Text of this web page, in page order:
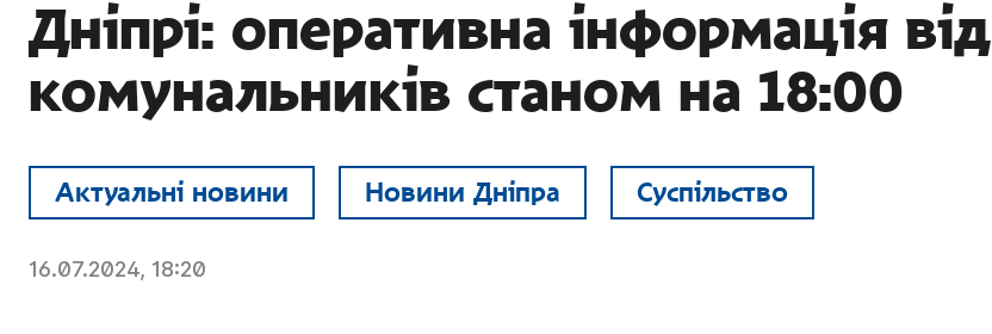
Дніпрі: оперативна інформація від
комунальників станом на 18:00
Актуальні новини Новини Дніпра Суспільство
16.07.2024, 18:20